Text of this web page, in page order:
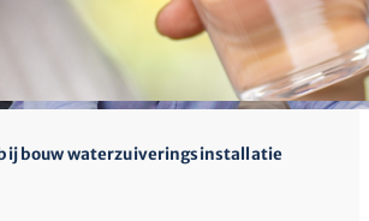
bij bouw waterzuiveringsinstallatie